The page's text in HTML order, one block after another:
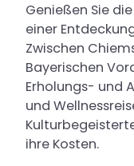
Genießen Sie
einer
Zwischen
Bayerischen
Erholungs- und
und
ihre Kosten.